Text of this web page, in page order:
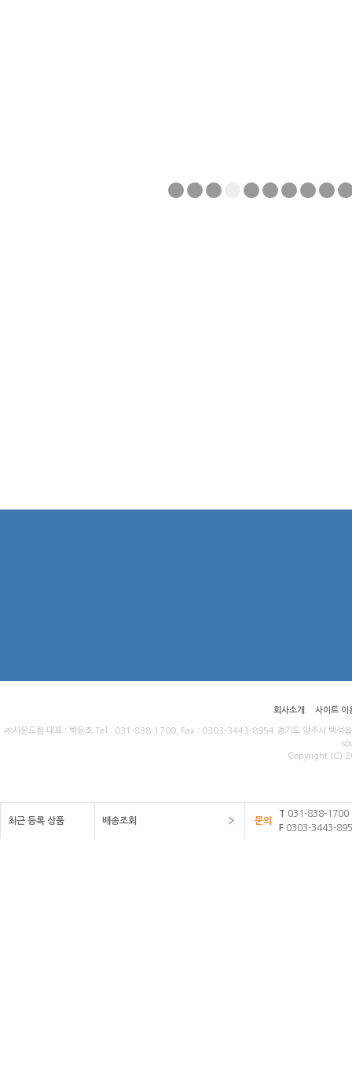
회사소개 사이트 이
㈜사운드컴 대표 : 박윤호 Tel : 031-838-1700, Fax : 0303-3443-8954 경기도 양주시 백석
Copyright (C)
최근 등록 상품 배송조회 문의
T 031-838-1700
F 0303-3443-